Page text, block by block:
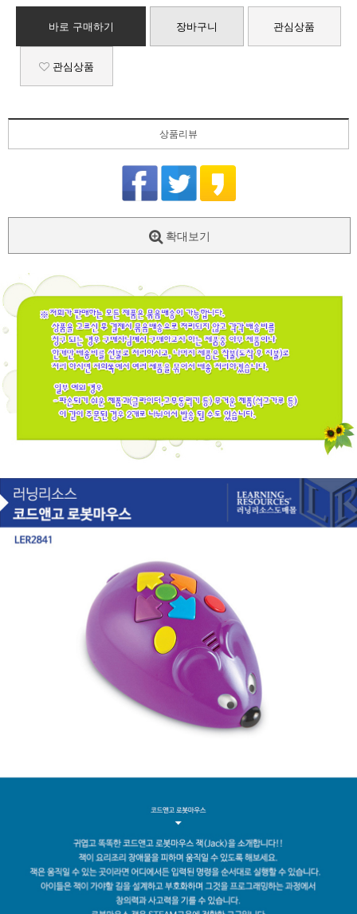
바로 구매하기 장바구니 관심상품
관심상품
상품리뷰
확대보기